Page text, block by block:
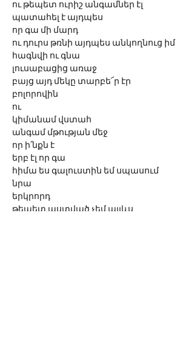
ու թեպետ ուրիշ անգամներ էլ
պատահել է այդպես
որ գա մի մարդ
ու դուրս թռնի այդպես անկողնուց իմ
հագնվի ու գնա
լուսաբացից առաջ
բայց այդ մեկը տարբե՜ր էր
բոլորովին
ու
կիմանամ վստահ
անգամ մթության մեջ
որ ի՛նքն է
երբ էլ որ գա
հիմա ես գալուստին եմ սպասում
նրա
երկրորդ
թեպետ աստված չեմ այլևս